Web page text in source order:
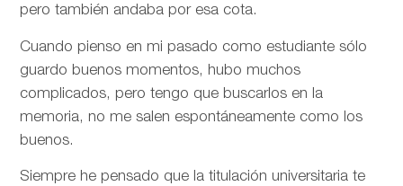
pero también andaba por esa cota.
Cuando pienso en mi pasado como estudiante sólo
guardo buenos momentos, hubo muchos
complicados, pero tengo que buscarlos en la
memoria, no me salen espontáneamente como los
buenos.
Siempre he pensado que la titulación universitaria te